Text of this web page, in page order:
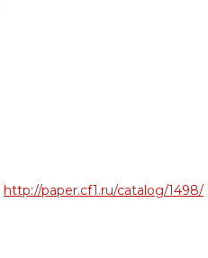
http://paper.cf1.ru/catalog/1498/